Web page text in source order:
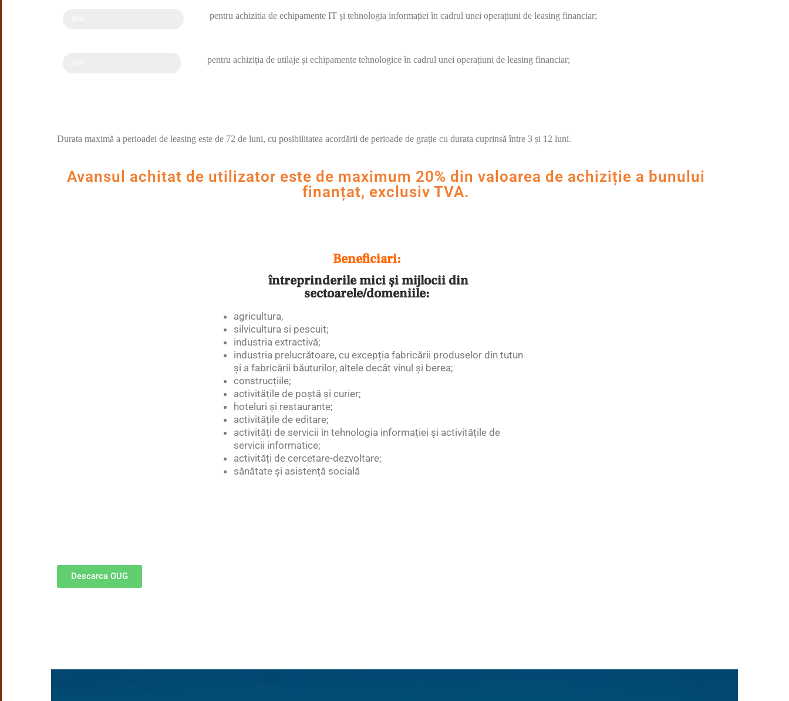
pentru achizitia de echipamente IT și tehnologia informației în cadrul unei operațiuni de leasing financiar;
pentru achiziția de utilaje și echipamente tehnologice în cadrul unei operațiuni de leasing financiar;
Durata maximă a perioadei de leasing este de 72 de luni, cu posibilitatea acordării de perioade de grație cu durata cuprinsă între 3 și 12 luni.
Avansul achitat de utilizator este de maximum 20% din valoarea de achiziție a bunului
finanțat, exclusiv TVA.
Beneficiari:
întreprinderile mici şi mijlocii din
sectoarele/domeniile:
agricultura,
silvicultura si pescuit;
industria extractivă;
industria prelucrătoare, cu excepția fabricării produselor din tutun
și a fabricării băuturilor, altele decât vinul și berea;
construcțiile;
activitățile de poștă și curier;
hoteluri și restaurante;
activitățile de editare;
activități de servicii în tehnologia informației și activitățile de
servicii informatice;
activități de cercetare-dezvoltare;
sănătate și asistență socială
Descarca OUG